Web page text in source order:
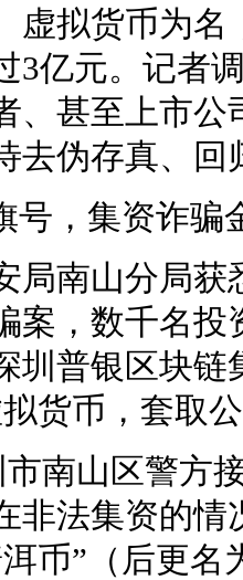
虚拟货币为
3亿元。记者
、甚至上市
去伪存真、回
号，集资诈骗
局南山分局
案，数千名
圳普银区块
货币，套取
市南山区警方
非法集资的
币”（后更名